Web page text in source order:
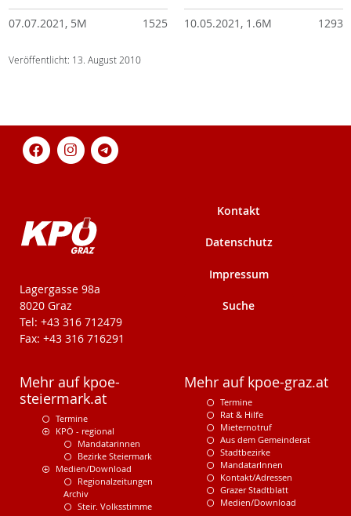
07.07.2021, 5M 1525 10.05.2021, 1.6M 1293
Veröffentlicht: 13. August 2010
KPÖ-Steiermark
Lagergasse 98a
8020 Graz
Tel: +43 316 712479
Fax: +43 316 716291
Kontakt
Datenschutz
Impressum
Suche
Mehr auf kpoe-
steiermark.at
Termine
KPÖ - regional
Mandatarinnen
Bezirke Steiermark
Medien/Download
Regionalzeitungen
Archiv
Steir. Volksstimme
Mehr auf kpoe-graz.at
Termine
Rat & Hilfe
Mieternotruf
Aus dem Gemeinderat
Stadtbezirke
MandatarInnen
Kontakt/Adressen
Grazer Stadtblatt
Medien/Download